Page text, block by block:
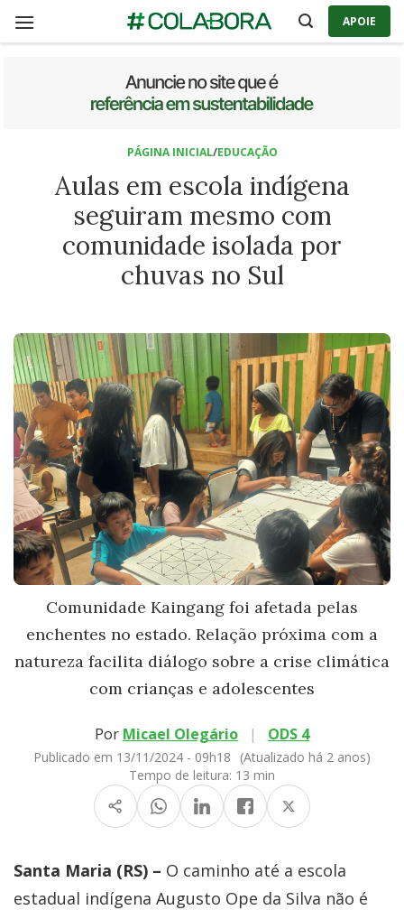
APOIE
PÁGINA INICIAL/EDUCAÇÃO
Aulas em escola indígena
seguiram mesmo com
comunidade isolada por
chuvas no Sul
Comunidade Kaingang foi afetada pelas
enchentes no estado. Relação próxima com a
natureza facilita diálogo sobre a crise climática
com crianças e adolescentes
Por Micael Olegário | ODS 4
Publicado em 13/11/2024 - 09h18
(Atualizado há 2 anos)
Tempo de leitura: 13 min
Santa Maria (RS) – O caminho até a escola
estadual indígena Augusto Ope da Silva não é